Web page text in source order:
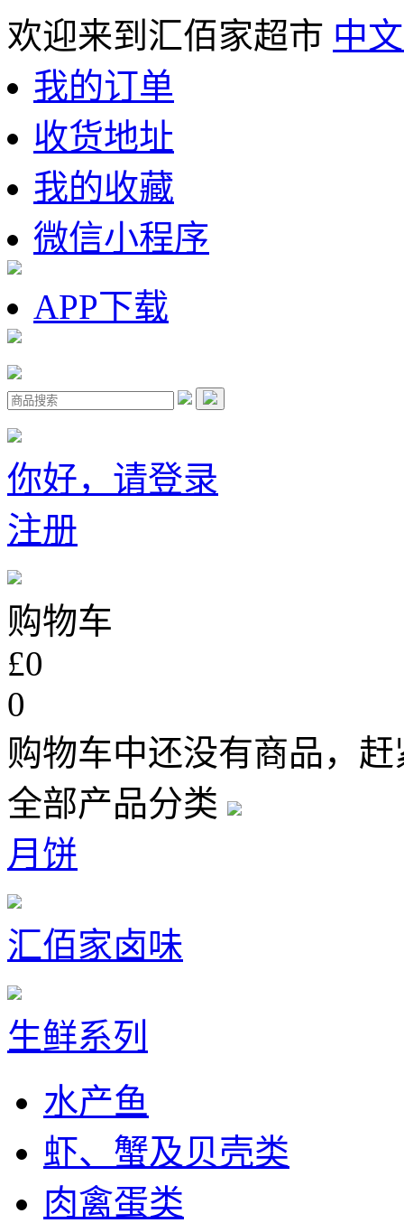
欢迎来到汇佰家超市 中
我的订单
收货地址
我的收藏
微信小程序
APP下载
你好，请登录
注册
购物车
£0
0
购物车中还没有商品，
全部产品分类
月饼
汇佰家卤味
生鲜系列
水产鱼
虾、蟹及贝壳类
肉禽蛋类